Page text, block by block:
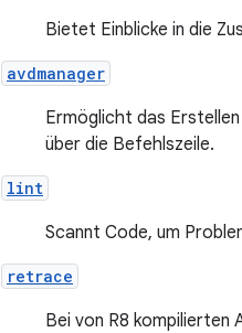
Bietet Einblicke in die
avdmanager
Ermöglicht das
über die Befehlszeile.
lint
Scannt Code, um
retrace
Bei von R8 kompilierten